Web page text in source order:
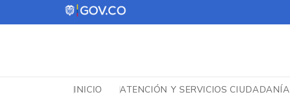
INICIO ATENCIÓN Y SERVICIOS CIUDADANÍA